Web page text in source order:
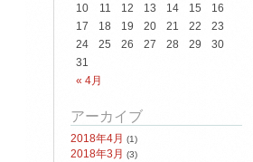
« 4月
10
11 12 13 14 15
16
17
18 19 20 21 22
23
24
25 26 27 28 29
30
31
アーカイブ
2018年4月 (1)
2018年3月 (3)